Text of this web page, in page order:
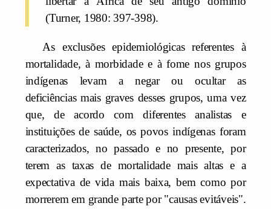
(Turner, 1980: 397-398).
As exclusões epidemiológicas referentes à
mortalidade, à morbidade e à fome nos grupos
indígenas levam a negar ou ocultar as
deficiências mais graves desses grupos, uma vez
que, de acordo com diferentes analistas e
instituições de saúde, os povos indígenas foram
caracterizados, no passado e no presente, por
terem as taxas de mortalidade mais altas e a
expectativa de vida mais baixa, bem como por
morrerem em grande parte por "causas evitáveis".